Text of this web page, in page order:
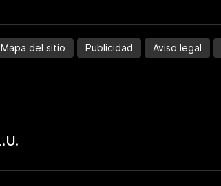
Mapa del sitio Publicidad Aviso legal